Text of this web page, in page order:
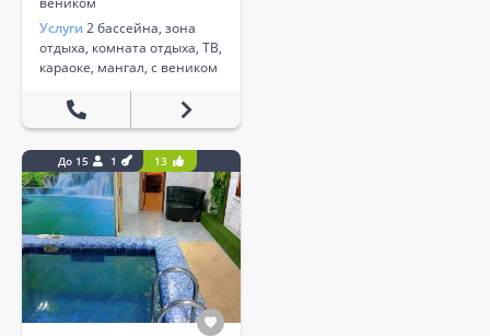
Услуги 2 бассейна, зона
отдыха, комната отдыха, ТВ,
караоке, мангал, с веником
До 15 1 13